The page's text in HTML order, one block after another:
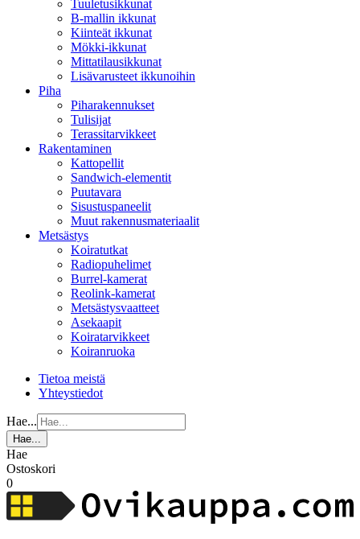
Tuuletusikkunat
B-mallin ikkunat
Kiinteät ikkunat
Mökki-ikkunat
Mittatilausikkunat
Lisävarusteet ikkunoihin
Piha
Piharakennukset
Tulisijat
Terassitarvikkeet
Rakentaminen
Kattopellit
Sandwich-elementit
Puutavara
Sisustuspaneelit
Muut rakennusmateriaalit
Metsästys
Koiratutkat
Radiopuhelimet
Burrel-kamerat
Reolink-kamerat
Metsästysvaatteet
Asekaapit
Koiratarvikkeet
Koiranruoka
Tietoa meistä
Yhteystiedot
Hae...
Hae...
Hae
Ostoskori
0